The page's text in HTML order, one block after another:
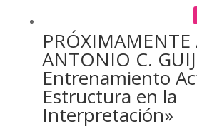
ANTONIO C.
Entrenamiento
Estructura en la
Interpretación»